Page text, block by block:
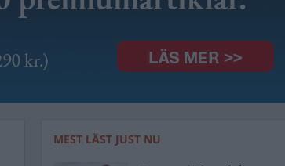
MEST LÄST JUST NU